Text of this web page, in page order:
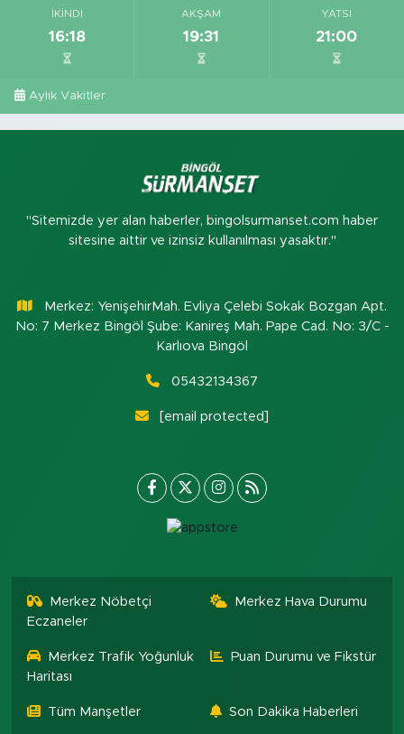
İKINDI
16:18
AKŞAM
19:31
YATSI
21:00
Aylık Vakitler
"Sitemizde yer alan haberler, bingolsurmanset.com haber
sitesine aittir ve izinsiz kullanılması yasaktır."
Merkez: YenişehirMah. Evliya Çelebi Sokak Bozgan Apt.
No: 7 Merkez Bingöl Şube: Kanireş Mah. Pape Cad. No: 3/C -
Karlıova Bingöl
05432134367
[email protected]
Merkez Nöbetçi
Eczaneler
Merkez Hava Durumu
Merkez Trafik Yoğunluk
Haritası
Puan Durumu ve Fikstür
Tüm Manşetler Son Dakika Haberleri